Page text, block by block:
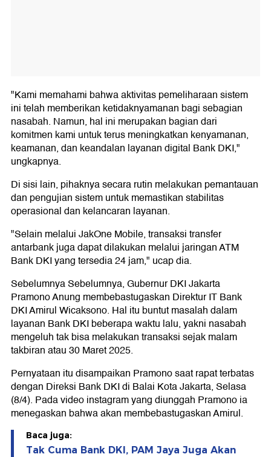
"Kami memahami bahwa aktivitas pemeliharaan sistem
ini telah memberikan ketidaknyamanan bagi sebagian
nasabah. Namun, hal ini merupakan bagian dari
komitmen kami untuk terus meningkatkan kenyamanan,
keamanan, dan keandalan layanan digital Bank DKI,"
ungkapnya.
Di sisi lain, pihaknya secara rutin melakukan pemantauan
dan pengujian sistem untuk memastikan stabilitas
operasional dan kelancaran layanan.
"Selain melalui JakOne Mobile, transaksi transfer
antarbank juga dapat dilakukan melalui jaringan ATM
Bank DKI yang tersedia 24 jam," ucap dia.
Sebelumnya Sebelumnya, Gubernur DKI Jakarta
Pramono Anung membebastugaskan Direktur IT Bank
DKI Amirul Wicaksono. Hal itu buntut masalah dalam
layanan Bank DKI beberapa waktu lalu, yakni nasabah
mengeluh tak bisa melakukan transaksi sejak malam
takbiran atau 30 Maret 2025.
Pernyataan itu disampaikan Pramono saat rapat terbatas
dengan Direksi Bank DKI di Balai Kota Jakarta, Selasa
(8/4). Pada video instagram yang diunggah Pramono ia
menegaskan bahwa akan membebastugaskan Amirul.
Baca juga:
Tak Cuma Bank DKI, PAM Jaya Juga Akan